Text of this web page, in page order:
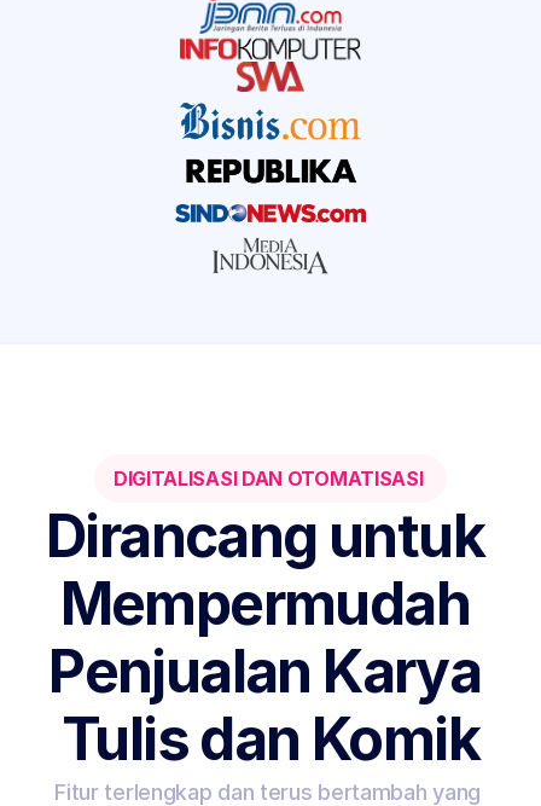
DIGITALISASI DAN OTOMATISASI
Dirancang untuk
Mempermudah
Penjualan Karya
Tulis dan Komik
Fitur terlengkap dan terus bertambah yang